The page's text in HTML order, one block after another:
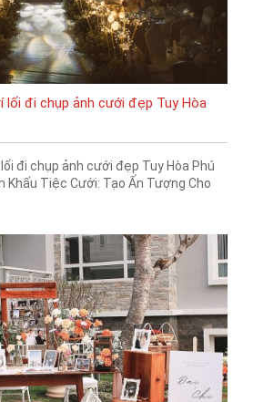
lối đi chụp ảnh cưới đẹp Tuy Hòa
đi chụp ảnh cưới đẹp Tuy Hòa Phú
Khấu Tiệc Cưới: Tạo Ấn Tượng Cho